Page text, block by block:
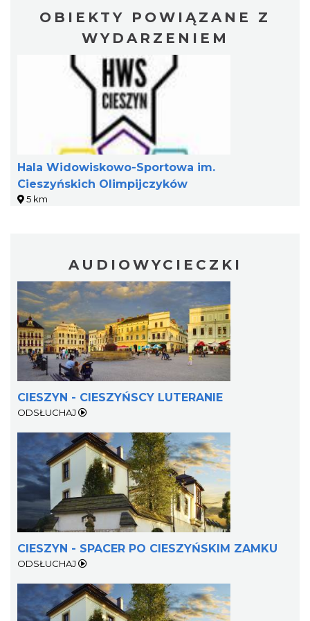
KOCIA SZAJKA FEST 2
„Daniec kontra Kryszak”
Cieszyn
Cieszyn
4.06 km
OBIEKTY POWIĄZANE Z
WYDARZENIEM
Hala Widowiskowo-Sportowa im.
Cieszyńskich Olimpijczyków
5 km
AUDIOWYCIECZKI
CIESZYN - CIESZYŃSCY LUTERANIE
ODSŁUCHAJ
CIESZYN - SPACER PO CIESZYŃSKIM ZAMKU
ODSŁUCHAJ